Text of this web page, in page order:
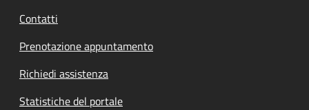
Contatti
Prenotazione appuntamento
Richiedi assistenza
Statistiche del portale